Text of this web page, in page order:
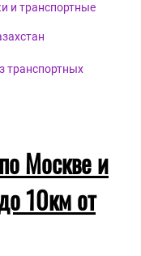
и транспортные
транспортных
Москве и
10км от